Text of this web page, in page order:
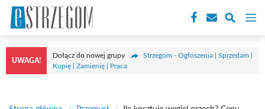
Przejdź
treści
UWAGA!
Dołącz do nowej grupy
Strzegom - Ogłoszenia | Sprzedam |
Kupię | Zamienię | Praca